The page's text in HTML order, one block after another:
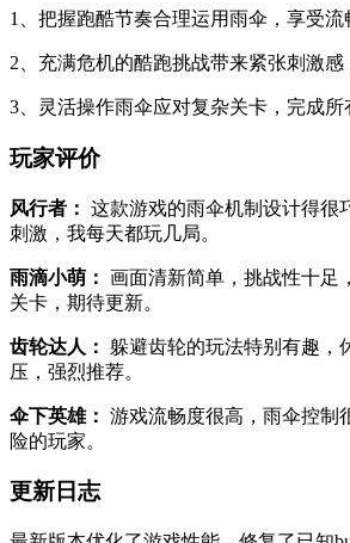
1、把握跑酷节奏合理运用雨伞，享受流
2、充满危机的酷跑挑战带来紧张刺激感
3、灵活操作雨伞应对复杂关卡，完成所
玩家评价
风行者： 这款游戏的雨伞机制设计得很
刺激，我每天都玩几局。
雨滴小萌： 画面清新简单，挑战性十足
关卡，期待更新。
齿轮达人： 躲避齿轮的玩法特别有趣，
压，强烈推荐。
伞下英雄： 游戏流畅度很高，雨伞控制
险的玩家。
更新日志